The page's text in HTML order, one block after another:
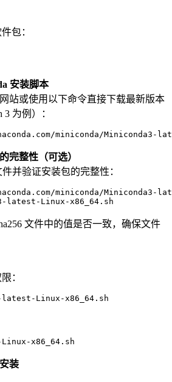
包：
安装脚本
站或使用以下命令直接下载最新版本
为例）：
miniconda/Miniconda3 -
完整性（可选）
并验证安装包的完整性：
miniconda/Miniconda3 -
-latest-Linux-x86 64
文件中的值是否一致，确保文件
：
latest-Linux-x86 64
x86_64. sh
装